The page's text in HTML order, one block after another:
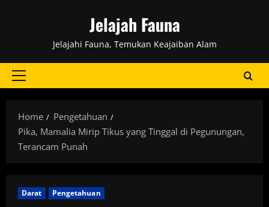
Jelajah Fauna
Jelajahi Fauna, Temukan Keajaiban Alam
Primary
Home
Pengetahuan
Pika, Mamalia Mirip Tikus yang Tinggal di Pegunungan,
Terancam Punah
Darat Pengetahuan